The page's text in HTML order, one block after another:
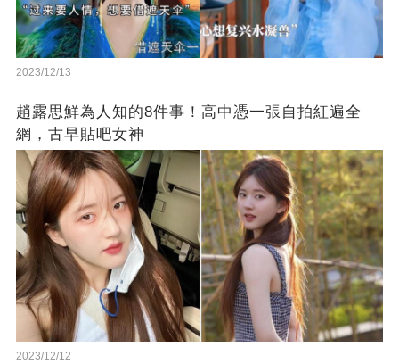
2023/12/13
趙露思鮮為人知的8件事！高中憑一張自拍紅遍全
網，古早貼吧女神
2023/12/12